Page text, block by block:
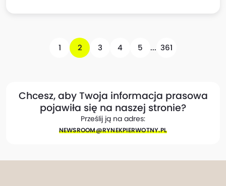
1 2 3 4 5 ... 361
Chcesz, aby Twoja informacja prasowa
pojawiła się na naszej stronie?
Prześlij ją na adres:
NEWSROOM@​RYNEKPIERWOTNY.PL